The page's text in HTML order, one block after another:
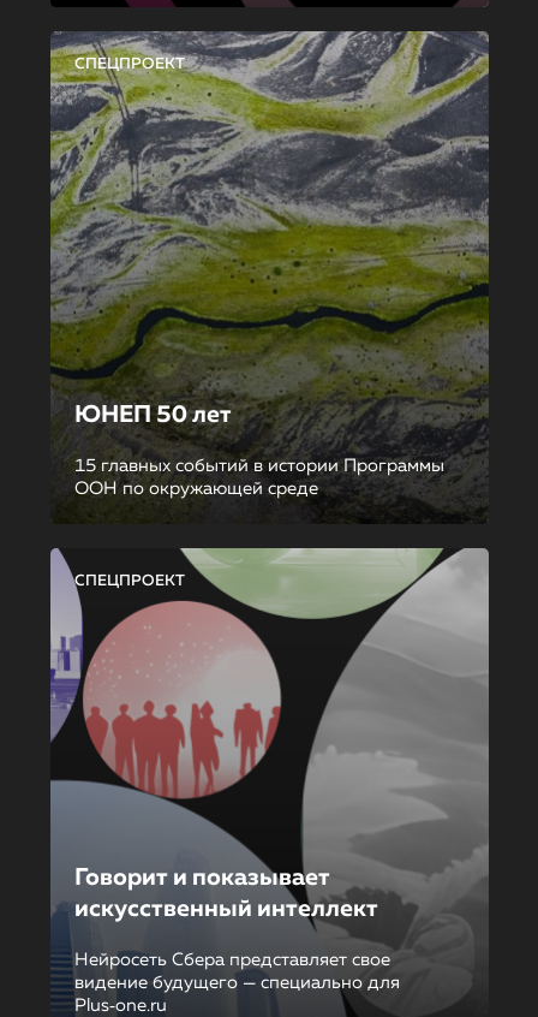
СПЕЦПРОЕКТ
ЮНЕП 50 лет
15 главных событий в истории Программы
ООН по окружающей среде
СПЕЦПРОЕКТ
Говорит и показывает
искусственный интеллект
Нейросеть Сбера представляет свое
видение будущего — специально для
Plus‑one.ru